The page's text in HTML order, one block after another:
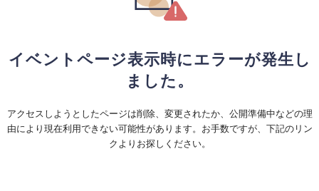
イベントページ表示時にエラーが発生し
ました。
アクセスしようとしたページは削除、変更されたか、公開準備中などの理
由により現在利用できない可能性があります。お手数ですが、下記のリン
クよりお探しください。